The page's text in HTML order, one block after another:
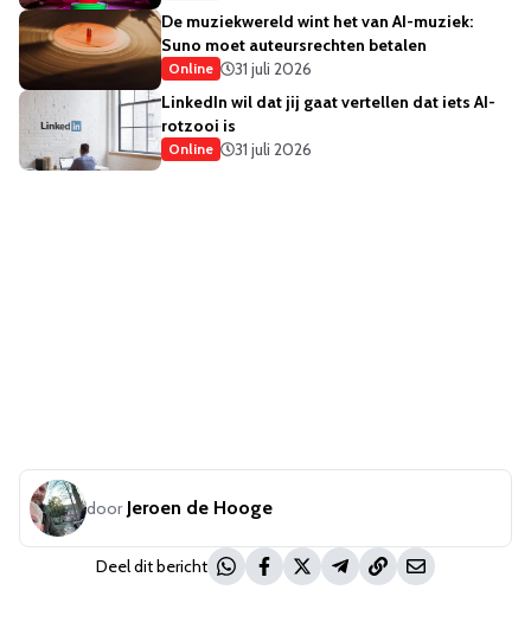
De muziekwereld wint het van AI-muziek:
Suno moet auteursrechten betalen
Online
31 juli 2026
LinkedIn wil dat jij gaat vertellen dat iets AI-
rotzooi is
Online 31 juli 2026
door Jeroen de Hooge
Deel dit bericht